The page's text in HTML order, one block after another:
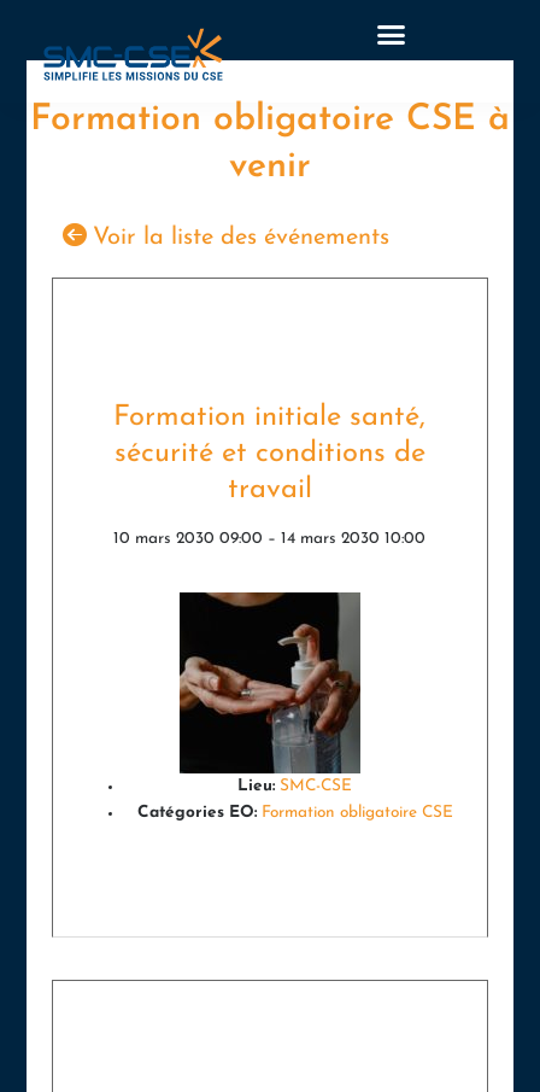
contenu
Formation obligatoire CSE à
venir
Voir la liste des événements
Formation initiale santé,
sécurité et conditions de
travail
10 mars 2030 09:00 –14 mars 2030 10:00
Lieu: SMC-CSE
Catégories EO: Formation obligatoire CSE